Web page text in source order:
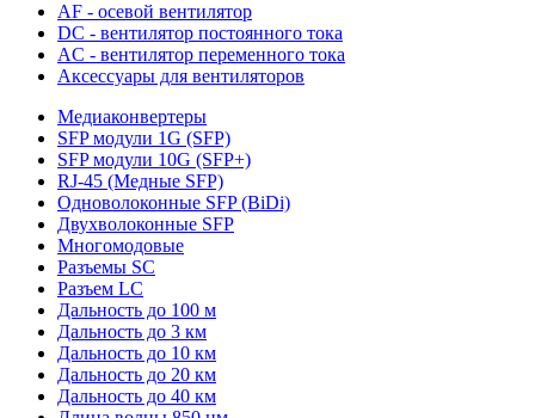
AF - осевой вентилятор
DC - вентилятор постоянного тока
AC - вентилятор переменного тока
Аксессуары для вентиляторов
Медиаконвертеры
SFP модули 1G (SFP)
SFP модули 10G (SFP+)
RJ-45 (Медные SFP)
Одноволоконные SFP (BiDi)
Двухволоконные SFP
Многомодовые
Разъемы SC
Разъем LC
Дальность до 100 м
Дальность до 3 км
Дальность до 10 км
Дальность до 20 км
Дальность до 40 км